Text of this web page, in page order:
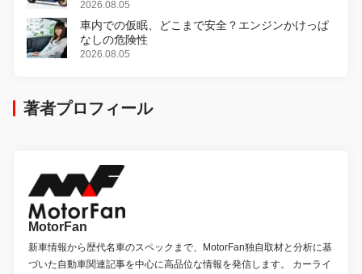
変更し、8月18日に発売
2026.08.05
車内での仮眠、どこまで安全？エンジンかけっぱ
なしの危険性
2026.08.05
著者プロフィール
MotorFan
新車情報から歴代名車のスペックまで、MotorFan独自取材と分析に基
づいた自動車関連記事を中心に高品位な情報を発信します。 カーライ